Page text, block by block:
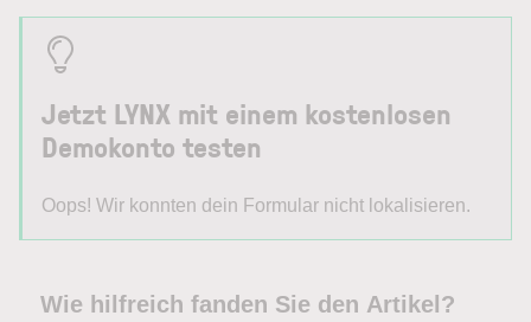
Jetzt LYNX mit einem kostenlosen
Demokonto testen
Oops! Wir konnten dein Formular nicht lokalisieren.
Wie hilfreich fanden Sie den Artikel?